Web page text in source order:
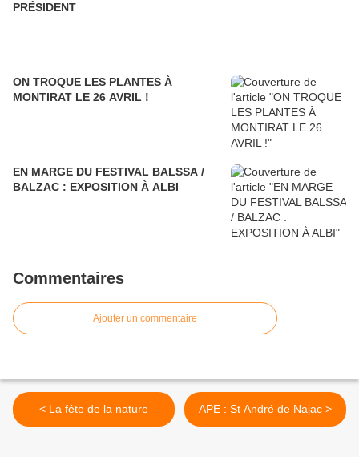
PRÉSIDENT
ON TROQUE LES PLANTES À
MONTIRAT LE 26 AVRIL !
EN MARGE DU FESTIVAL BALSSA /
BALZAC : EXPOSITION À ALBI
Commentaires
Ajouter un commentaire
< La fête de la nature APE : St André de Najac >